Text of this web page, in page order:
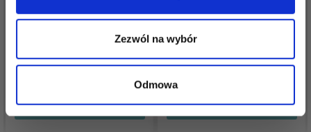
Zezwól na wybór
Odmowa
TWEED
Zobacz wszystkie opcje
ALPACA SILK
Zobacz wszystkie opcje